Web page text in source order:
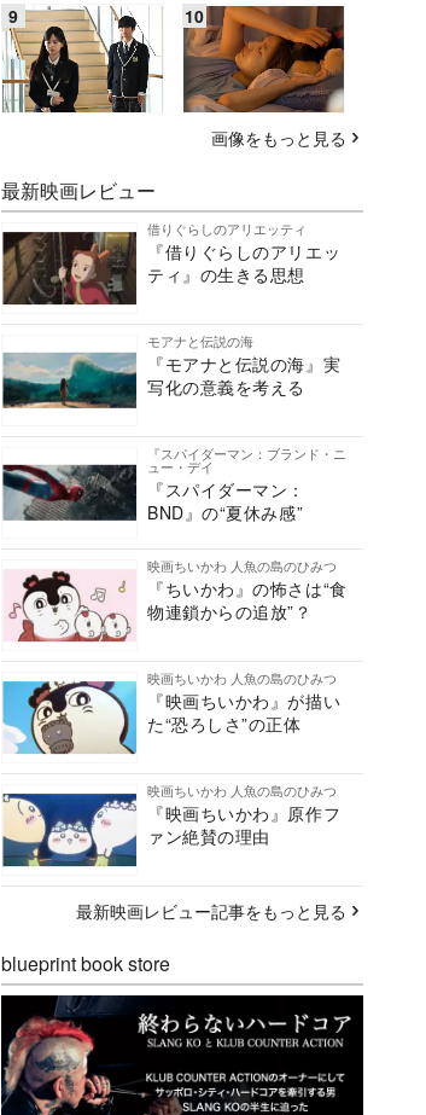
画像をもっと見る
最新映画レビュー
借りぐらしのアリエッティ
『借りぐらしのアリエッ
ティ』の生きる思想
モアナと伝説の海
『モアナと伝説の海』実
写化の意義を考える
『スパイダーマン：ブランド・ニ
ュー・デイ
『スパイダーマン：
BND』の“夏休み感”
映画ちいかわ 人魚の島のひみつ
『ちいかわ』の怖さは“食
物連鎖からの追放”？
映画ちいかわ 人魚の島のひみつ
『映画ちいかわ』が描い
た“恐ろしさ”の正体
映画ちいかわ 人魚の島のひみつ
『映画ちいかわ』原作フ
ァン絶賛の理由
最新映画レビュー記事をもっと見る
blueprint book store